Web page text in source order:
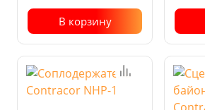
В корзину